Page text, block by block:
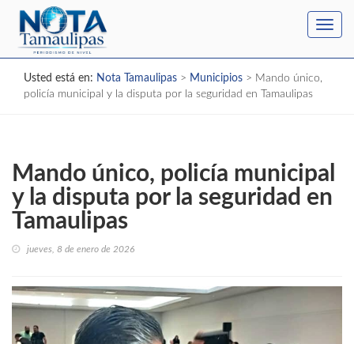
Usted está en: Nota Tamaulipas > Municipios > Mando único,
policía municipal y la disputa por la seguridad en Tamaulipas
Mando único, policía municipal
y la disputa por la seguridad en
Tamaulipas
jueves, 8 de enero de 2026